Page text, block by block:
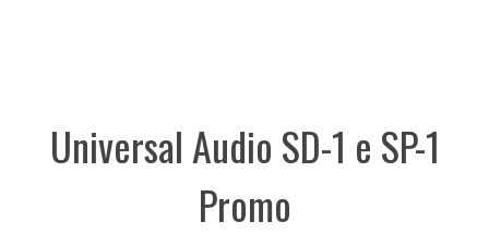
Universal Audio SD-1 e SP-1
Promo